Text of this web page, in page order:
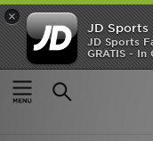
×
JD Sports
JD Sports
GRATIS -
Thuis
Vrouwen
Producten 134
New In
Heren